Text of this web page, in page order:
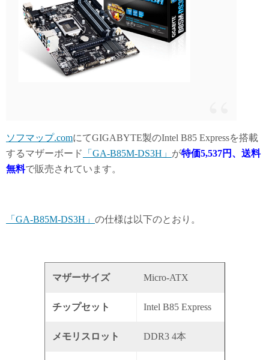
ソフマップ.comにてGIGABYTE製のIntel B85 Expressを搭載
するマザーボード
「GA-B85M-DS3H」 が特価5,537円、送料
無料で販売されています。
「GA-B85M-DS3H」 の仕様は以下のとおり。
マザーサイズ Micro-ATX
チップセット Intel B85 Express
メモリスロット DDR3 4本